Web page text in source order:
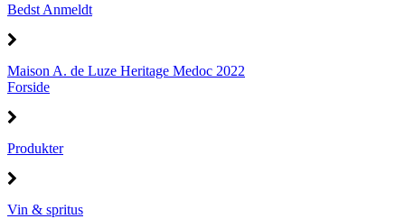
Bedst Anmeldt
Maison A. de Luze Heritage Medoc 2022
Forside
Produkter
Vin & spritus